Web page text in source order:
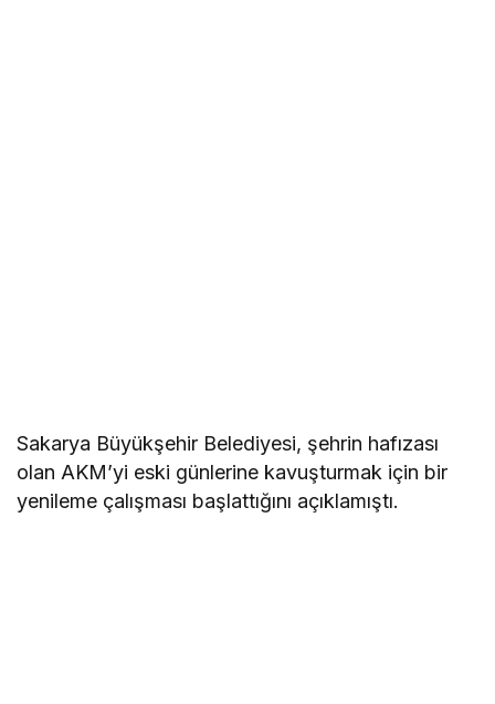
Sakarya Büyükşehir Belediyesi, şehrin hafızası
olan AKM’yi eski günlerine kavuşturmak için bir
yenileme çalışması başlattığını açıklamıştı.